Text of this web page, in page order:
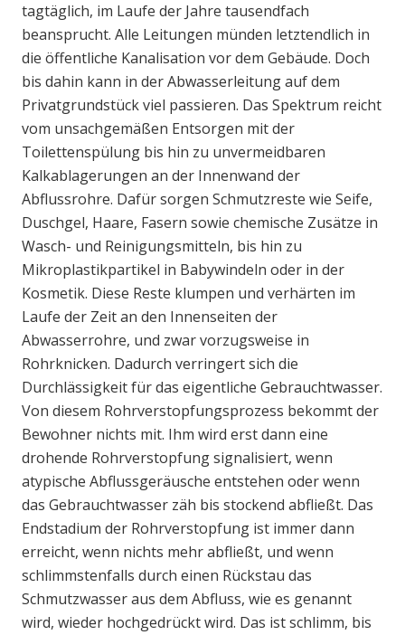
tagtäglich, im Laufe der Jahre tausendfach
beansprucht. Alle Leitungen münden letztendlich in
die öffentliche Kanalisation vor dem Gebäude. Doch
bis dahin kann in der Abwasserleitung auf dem
Privatgrundstück viel passieren. Das Spektrum reicht
vom unsachgemäßen Entsorgen mit der
Toilettenspülung bis hin zu unvermeidbaren
Kalkablagerungen an der Innenwand der
Abflussrohre. Dafür sorgen Schmutzreste wie Seife,
Duschgel, Haare, Fasern sowie chemische Zusätze in
Wasch- und Reinigungsmitteln, bis hin zu
Mikroplastikpartikel in Babywindeln oder in der
Kosmetik. Diese Reste klumpen und verhärten im
Laufe der Zeit an den Innenseiten der
Abwasserrohre, und zwar vorzugsweise in
Rohrknicken. Dadurch verringert sich die
Durchlässigkeit für das eigentliche Gebrauchtwasser.
Von diesem Rohrverstopfungsprozess bekommt der
Bewohner nichts mit. Ihm wird erst dann eine
drohende Rohrverstopfung signalisiert, wenn
atypische Abflussgeräusche entstehen oder wenn
das Gebrauchtwasser zäh bis stockend abfließt. Das
Endstadium der Rohrverstopfung ist immer dann
erreicht, wenn nichts mehr abfließt, und wenn
schlimmstenfalls durch einen Rückstau das
Schmutzwasser aus dem Abfluss, wie es genannt
wird, wieder hochgedrückt wird. Das ist schlimm, bis